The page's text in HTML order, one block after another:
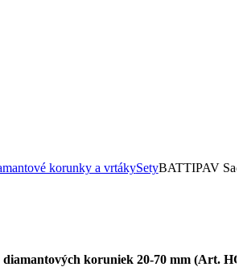
korunky a vrtákySetyBATTIPAV
koruniek 20-70 mm (Art.